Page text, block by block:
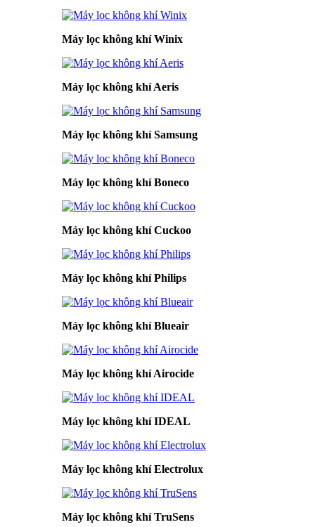
Máy lọc không khí Winix
Máy lọc không khí Aeris
Máy lọc không khí Samsung
Máy lọc không khí Boneco
Máy lọc không khí Cuckoo
Máy lọc không khí Philips
Máy lọc không khí Blueair
Máy lọc không khí Airocide
Máy lọc không khí IDEAL
Máy lọc không khí Electrolux
Máy lọc không khí TruSens